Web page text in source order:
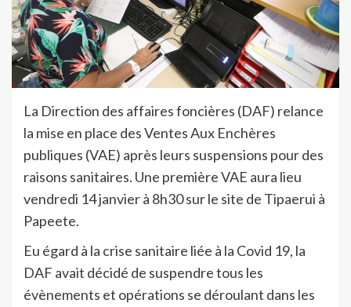
La Direction des affaires foncières (DAF) relance
la mise en place des Ventes Aux Enchères
publiques (VAE) après leurs suspensions pour des
raisons sanitaires. Une première VAE aura lieu
vendredi 14 janvier à 8h30 sur le site de Tipaerui à
Papeete.
Eu égard à la crise sanitaire liée à la Covid 19, la
DAF avait décidé de suspendre tous les
évènements et opérations se déroulant dans les